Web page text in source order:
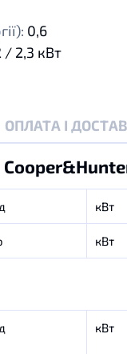
0,6
/ 2,3 кВт
ОПЛАТА І
кВт
кВт
кВт